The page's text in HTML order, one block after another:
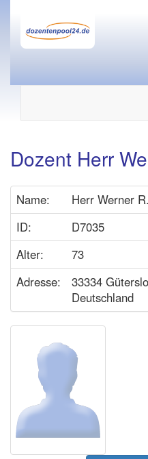
Dozent Herr
Name:
Herr Werner R.
ID:
D7035
Alter:
73
Adresse:
33334
Deutschland